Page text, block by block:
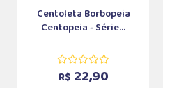
Centoleta Borbopeia
Centopeia - Série...
R$ 22,90